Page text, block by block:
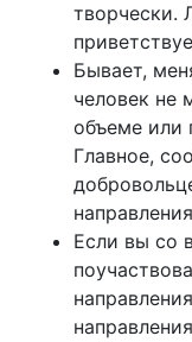
творчески.
Бывает,
человек не
объеме или
Главное,
Если вы со